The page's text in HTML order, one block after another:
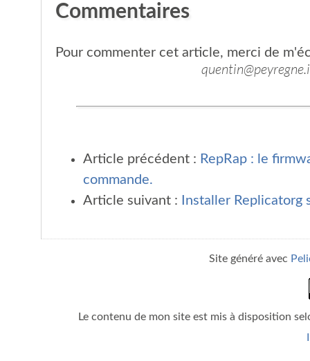
Commentaires
Pour commenter cet article, merci de
Article précédent : RepRap : le
commande.
Article suivant :
Installer Replicatorg
Site généré avec
Le contenu de mon site est mis à disposition